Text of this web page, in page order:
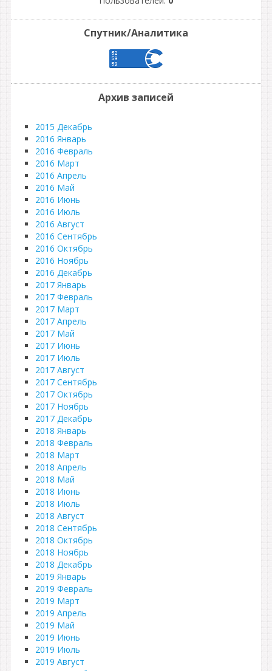
Спутник/Аналитика
Архив записей
2015 Декабрь
2016 Январь
2016 Февраль
2016 Март
2016 Апрель
2016 Май
2016 Июнь
2016 Июль
2016 Август
2016 Сентябрь
2016 Октябрь
2016 Ноябрь
2016 Декабрь
2017 Январь
2017 Февраль
2017 Март
2017 Апрель
2017 Май
2017 Июнь
2017 Июль
2017 Август
2017 Сентябрь
2017 Октябрь
2017 Ноябрь
2017 Декабрь
2018 Январь
2018 Февраль
2018 Март
2018 Апрель
2018 Май
2018 Июнь
2018 Июль
2018 Август
2018 Сентябрь
2018 Октябрь
2018 Ноябрь
2018 Декабрь
2019 Январь
2019 Февраль
2019 Март
2019 Апрель
2019 Май
2019 Июнь
2019 Июль
2019 Август